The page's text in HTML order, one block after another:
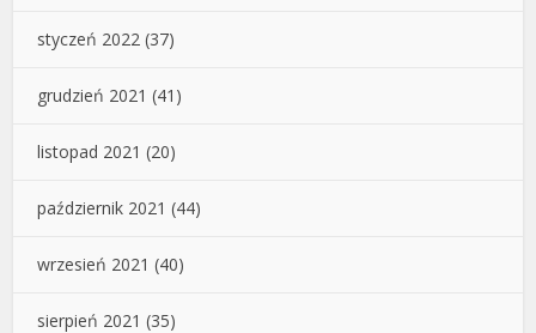
styczeń 2022 (37)
grudzień 2021 (41)
listopad 2021 (20)
październik 2021 (44)
wrzesień 2021 (40)
sierpień 2021 (35)